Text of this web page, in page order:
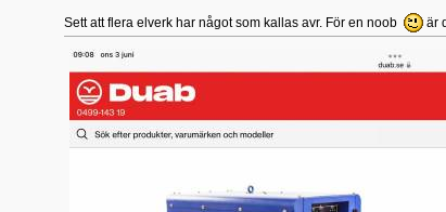
Sett att flera elverk har något som kallas avr. För en noob är